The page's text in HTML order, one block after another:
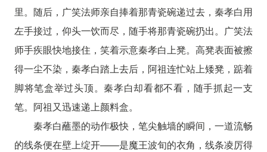
里。随后，广笑法师亲自捧着那青瓷碗递过去，秦孝白用
左手接过，仰头一饮而尽，随手将那青瓷碗扔出。广笑法
师手疾眼快地接住，笑着示意秦孝白上凳。高凳表面被擦
得一尘不染，秦孝白踏上去后，阿祖连忙站上矮凳，踮着
脚将笔盒举过头顶。秦孝白却看都不看，随手抓起一支
笔。阿祖又迅速递上颜料盒。
秦孝白蘸墨的动作极快，笔尖触墙的瞬间，一道流畅
的线条便在壁上绽开——是魔王波旬的衣角，线条凌厉得